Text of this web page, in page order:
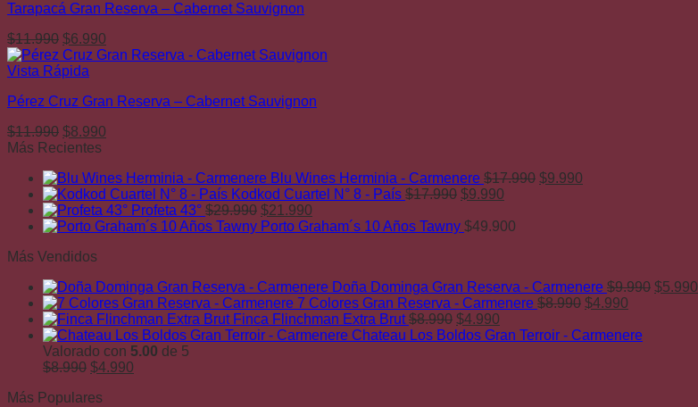
$11.990.$8.990.
Tarapacá Gran Reserva – Cabernet Sauvignon
$11.990 El
precio
original
$11.990.
$6.990
precio
$6.990.
Vista Rápida
Pérez Cruz Gran Reserva – Cabernet Sauvignon
$11.990 El
precio
era:
$11.990.
$8.990
es:
$8.990.
Más Recientes
Blu Wines Herminia - Carmenere $17.990 El
$9.990
Kodkod Cuartel N° 8 - País $17.990 El
original
$9.990
actual
Profeta 43° $29.990 El
precio
$21.990
precio
Porto Graham´s 10 Años Tawny $49.900
Más Vendidos
Doña Dominga Gran Reserva - Carmenere $9.990 El
$5.990
7 Colores Gran Reserva - Carmenere $8.990 El
original
$4.990
actual
Finca Flinchman Extra Brut $8.990 El
precio
$4.990
precio
Chateau Los Boldos Gran Terroir - Carmenere
Valorado con 5.00 de 5
$8.990 El
original
$4.990
Más Populares